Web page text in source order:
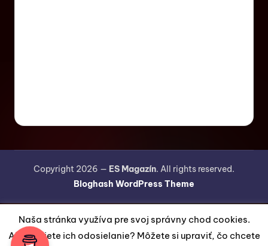
Copyright 2026 — ES Magazín. All rights reserved.
Bloghash WordPress Theme
Naša stránka využíva pre svoj správny chod cookies.
Akceptujete ich odosielanie? Môžete si upraviť, čo chcete